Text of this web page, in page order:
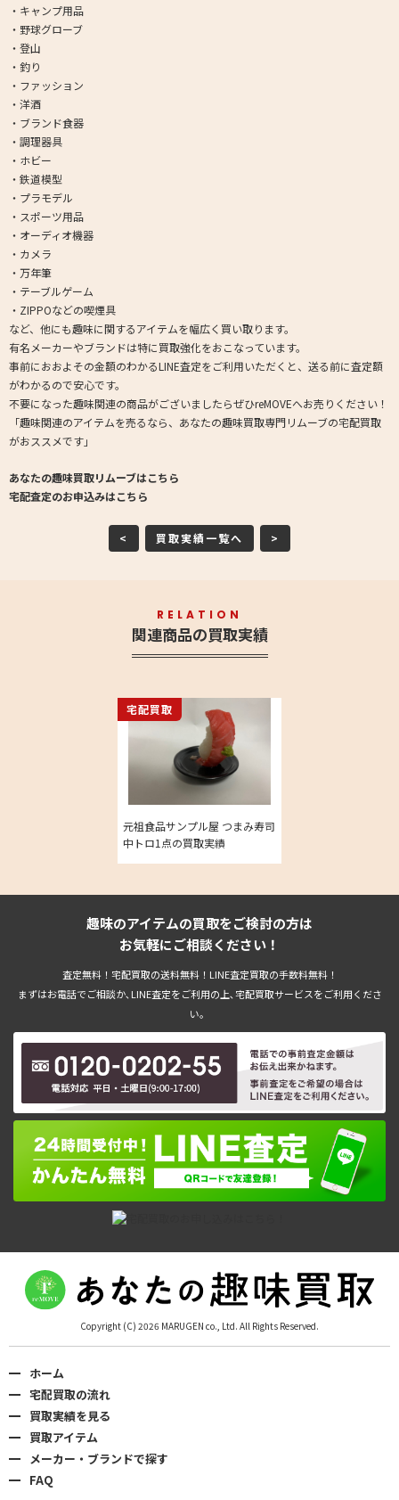
・キャンプ用品
・野球グローブ
・登山
・釣り
・ファッション
・洋酒
・ブランド食器
・調理器具
・ホビー
・鉄道模型
・プラモデル
・スポーツ用品
・オーディオ機器
・カメラ
・万年筆
・テーブルゲーム
・ZIPPOなどの喫煙具
など、他にも趣味に関するアイテムを幅広く買い取ります。
有名メーカーやブランドは特に買取強化をおこなっています。
事前におおよその金額のわかるLINE査定をご利用いただくと、送る前に査定額
がわかるので安心です。
不要になった趣味関連の商品がございましたらぜひreMOVEへお売りください！
「趣味関連のアイテムを売るなら、あなたの趣味買取専門リムーブの宅配買取
がおススメです」
あなたの趣味買取リムーブはこちら
宅配査定のお申込みはこちら
< 買取実績一覧へ >
RELATION
関連商品の買取実績
元祖食品サンプル屋 つまみ寿司
中トロ1点の買取実績
宅配買取
趣味のアイテムの買取をご検討の方は
お気軽にご相談ください！
査定無料！宅配買取の送料無料！LINE査定買取の手数料無料！
まずはお電話でご相談か､LINE査定をご利用の上､宅配買取サービスをご利用くださ
い。
Copyright (C) 2026 MARUGEN co., Ltd. All Rights Reserved.
ホーム
宅配買取の流れ
買取実績を見る
買取アイテム
メーカー・ブランドで探す
FAQ